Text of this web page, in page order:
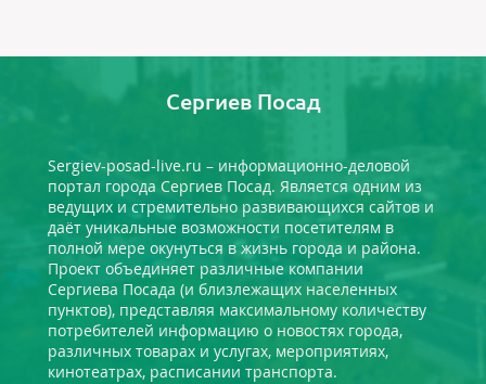
Сергиев Посад
Sergiev-posad-live.ru – информационно-деловой
портал города Сергиев Посад. Является одним из
ведущих и стремительно развивающихся сайтов и
даёт уникальные возможности посетителям в
полной мере окунуться в жизнь города и района.
Проект объединяет различные компании
Сергиева Посада (и близлежащих населенных
пунктов), представляя максимальному количеству
потребителей информацию о новостях города,
различных товарах и услугах, мероприятиях,
кинотеатрах, расписании транспорта.